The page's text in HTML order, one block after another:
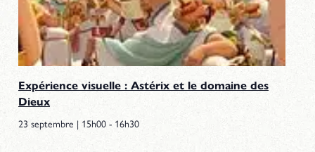
Expérience visuelle : Astérix et le domaine des
Dieux
23 septembre | 15h00 - 16h30